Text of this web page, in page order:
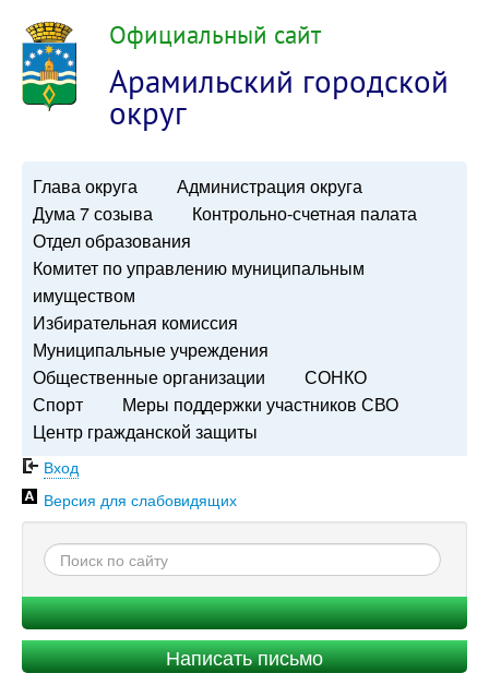
Официальный сайт
Арамильский городской
округ
Глава округа
Администрация округа
Дума 7 созыва
Контрольно-счетная палата
Отдел образования
Комитет по управлению муниципальным
имуществом
Избирательная комиссия
Муниципальные учреждения
Общественные организации
СОНКО
Спорт
Меры поддержки участников СВО
Центр гражданской защиты
Вход
Версия для слабовидящих
Написать письмо